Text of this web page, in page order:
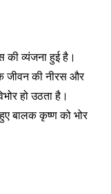
की व्यंजना हुई है।
जीवन की नीरस और
हो उठता है।
बालक कृष्ण को भोर